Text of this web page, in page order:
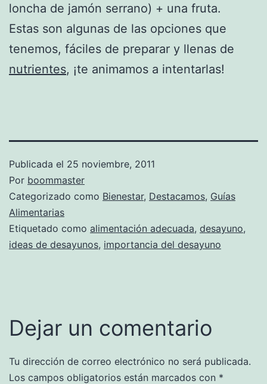
loncha de jamón serrano) + una fruta.
Estas son algunas de las opciones que
tenemos, fáciles de preparar y llenas de
nutrientes, ¡te animamos a intentarlas!
Publicada el 25 noviembre, 2011
Por boommaster
Categorizado como Bienestar, Destacamos, Guías
Alimentarias
Etiquetado como alimentación adecuada, desayuno,
ideas de desayunos, importancia del desayuno
Dejar un comentario
Tu dirección de correo electrónico no será publicada.
Los campos obligatorios están marcados con *